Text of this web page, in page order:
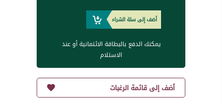
أضف إلى سلة الشراء
يمكنك الدفع بالبطاقة الائتمانية أو عند
الاستلام
أضف إلى قائمة الرغبات